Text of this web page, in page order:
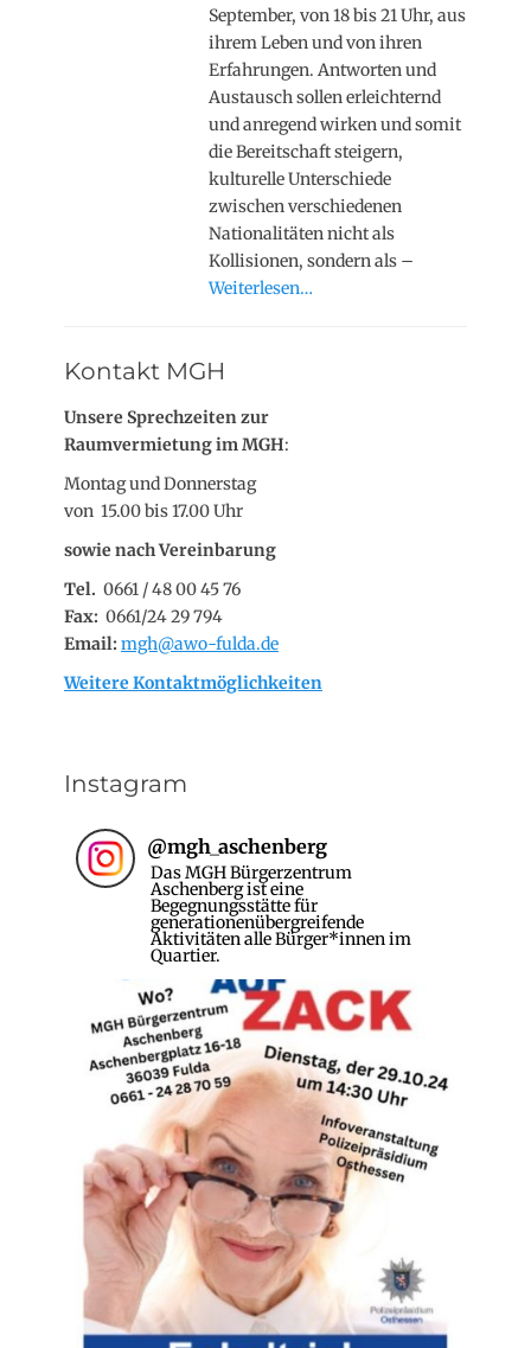
September, von 18 bis 21 Uhr, aus
ihrem Leben und von ihren
Erfahrungen. Antworten und
Austausch sollen erleichternd
und anregend wirken und somit
die Bereitschaft steigern,
kulturelle Unterschiede
zwischen verschiedenen
Nationalitäten nicht als
Kollisionen, sondern als –
Weiterlesen…
Kontakt MGH
Unsere Sprechzeiten zur
Raumvermietung im MGH:
Montag und Donnerstag
von 15.00 bis 17.00 Uhr
sowie nach Vereinbarung
Tel. 0661 / 48 00 45 76
Fax: 0661/24 29 794
Email: mgh@awo-fulda.de
Weitere Kontaktmöglichkeiten
Instagram
@mgh_aschenberg
Das MGH Bürgerzentrum
Aschenberg ist eine
Begegnungsstätte für
generationenübergreifende
Aktivitäten alle Bürger*innen im
Quartier.